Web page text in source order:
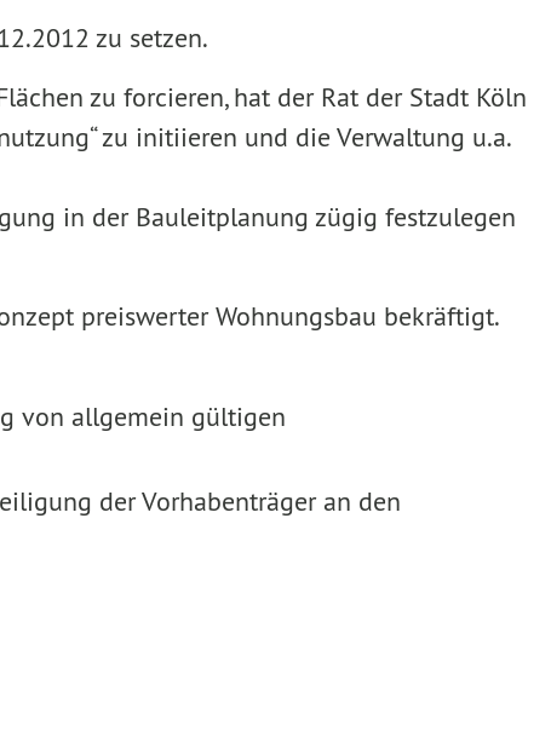
zu setzen.
zu forcieren, hat der Rat der Stadt Köln
zu initiieren und die Verwaltung u.a.
in der Bauleitplanung zügig festzulegen
preiswerter Wohnungsbau bekräftigt.
von allgemein gültigen
der Vorhabenträger an den